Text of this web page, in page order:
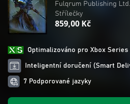
Fulqrum Publishing Ltd.
Střílečky
859,00 Kč
Optimalizováno pro Xbox Series
Inteligentní doručení (Smart
7 Podporované jazyky